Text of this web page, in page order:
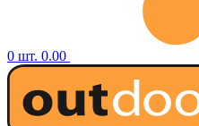
0 шт. 0.00